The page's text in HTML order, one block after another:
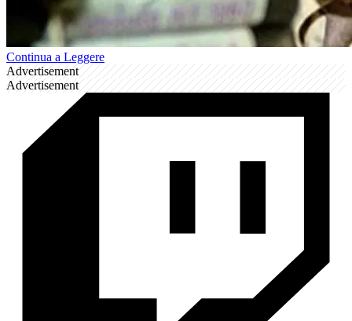
Continua a Leggere
Advertisement
Advertisement